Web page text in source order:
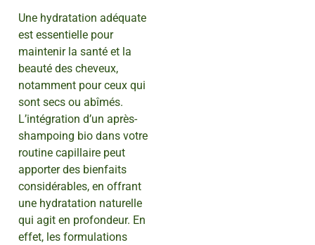
Une hydratation adéquate
est essentielle pour
maintenir la santé et la
beauté des cheveux,
notamment pour ceux qui
sont secs ou abîmés.
L’intégration d’un après-
shampoing bio dans votre
routine capillaire peut
apporter des bienfaits
considérables, en offrant
une hydratation naturelle
qui agit en profondeur. En
effet, les formulations